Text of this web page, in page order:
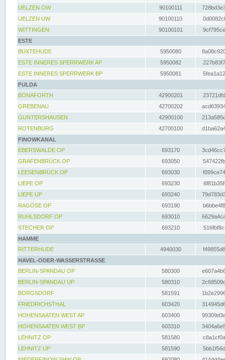
UELZEN OW
90100111
UELZEN UW
90100110
WITTINGEN
90100101
ESTE
BUXTEHUDE
5950080
ESTE INNERES SPERRWERK AP
5950082
ESTE INNERES SPERRWERK BP
5950081
FULDA
BONAFORTH
42900201
GREBENAU
42700202
GUNTERSHAUSEN
42900100
ROTENBURG
42700100
FINOWKANAL
EBERSWALDE OP
693170
GRAFENBRÜCK OP
693050
LEESENBRÜCK OP
693030
LIEPE OP
693230
LIEPE UP
693240
RAGÖSE OP
693190
RUHLSDORF OP
693010
STECHER OP
693210
HAMME
RITTERHUDE
4940030
HAVEL-ODER-WASSERSTRASSE
BERLIN-SPANDAU OP
580300
BERLIN-SPANDAU UP
580310
BORGSDORF
581591
FRIEDRICHSTHAL
603420
HOHENSAATEN WEST AP
603400
HOHENSAATEN WEST BP
603310
LEHNITZ OP
581580
LEHNITZ UP
581590